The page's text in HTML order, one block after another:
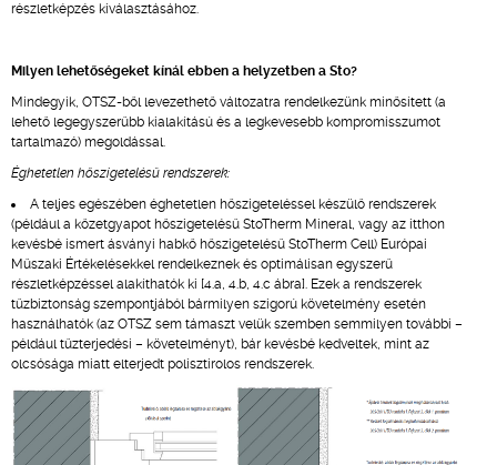
részletképzés kiválasztásához.
Milyen lehetőségeket kínál ebben a helyzetben a Sto?
Mindegyik, OTSZ-ből levezethető változatra rendelkezünk minősített (a
lehető legegyszerűbb kialakítású és a legkevesebb kompromisszumot
tartalmazó) megoldással.
Éghetetlen hőszigetelésű rendszerek:
A teljes egészében éghetetlen hőszigeteléssel készülő rendszerek
(például a kőzetgyapot hőszigetelésű StoTherm Mineral, vagy az itthon
kevésbé ismert ásványi habkő hőszigetelésű StoTherm Cell) Európai
Műszaki Értékelésekkel rendelkeznek és optimálisan egyszerű
részletképzéssel alakíthatók ki [4.a, 4.b, 4.c ábra]. Ezek a rendszerek
tűzbiztonság szempontjából bármilyen szigorú követelmény esetén
használhatók (az OTSZ sem támaszt velük szemben semmilyen további –
például tűzterjedési – követelményt), bár kevésbé kedveltek, mint az
olcsósága miatt elterjedt polisztirolos rendszerek.